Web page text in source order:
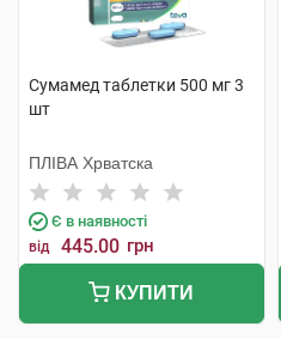
Сумамед таблетки 500 мг 3
шт
ПЛІВА Хрватска
Є в наявності
від 445.00 грн
КУПИТИ